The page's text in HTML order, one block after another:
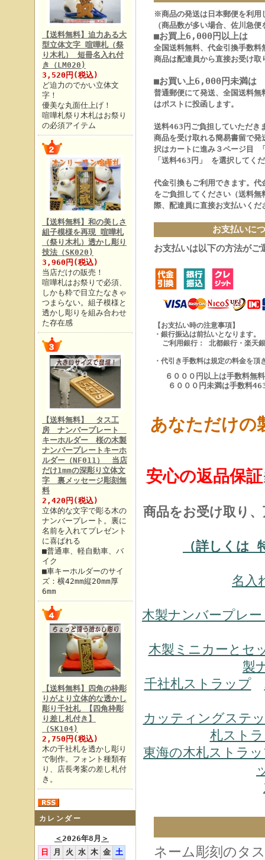
【送料無料】迫力ある大
型立体文字 喧嘩札（祭
り木札） 短冊名入れ付
き（LM020)
3,520円(税込)
ど迫力のでかい立体文
字！
優美な丸面仕上げ！
喧嘩札祭り木札はお祭り
の必須アイテム
【送料無料】和の美しさ
組子模様を再現 喧嘩札
（祭り木札）透かし彫り
技法（SK020)
3,960円(税込)
当店だけの販売！
喧嘩札はお祭りで必須、
しかも粋で目立たなきゃ
つまらない。組子模様と
透かし彫りを組み合わせ
た存在感
【送料無料】 タス工
房 ナンバープレート
キーホルダー 桜の木製
ナンバープレートキーホ
ルダー（NF011） 当店
だけ1mmの深彫り立体文
字 裏メッセージ彫刻無
料
2,420円(税込)
立体的な文字で彫る木の
ナンバープレート。裏に
名前を入れてプレゼント
に喜ばれる
■普通車、軽自動車、バ
イク
■車キーホルダーのサイ
ズ：横42mm縦20mm厚
6mm
【送料無料】四角の枠彫
りがより立体的な透かし
彫り千社札 【四角枠彫
り差し札付き】
（SK104)
2,750円(税込)
木の千社札を透かし彫り
で制作。フォント種類有
り、店長考案の差し札付
き。
カレンダー
＜2026年8月 ＞
日
月 火 水 木 金 土
※商品の発送は日本郵便を利用
（商品数が多い場合、佐川急
■お買上6,000円以上は
全国送料無料、代金引換手数料
商品は配達員から直接お受け取
■お買い上6,000円未満は
普通郵便にて発送、全国送料無
はポストに投函します。
送料463円ご負担していただき
商品を受け取れる簡易書留で発
択はカートに進み３ページ目
「送料463円」 を選択してく
代金引換もご利用できます。
をご負担してください（送料無
際、配達員に直接お支払いくだ
お支払いに
お支払いは以下の方法がご
【お支払い時の注意事項】
・銀行振込は前払いとなります。
ご利用銀行： 北都銀行・楽天
・代引き手数料は規定の料金を頂
６０００円以上は手数料無料
６０００円未満は手数料
あなただけの
安心の返品保証
商品をお受け取り
（詳しくは
名入
木製ナンバープレ
木製ミニカーとセ
製
千社札ストラップ
カッティングステ
札スト
東海の木札ストラ
ネーム彫刻のタ